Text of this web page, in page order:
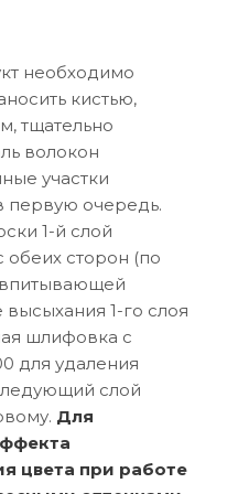
необходимо
кистью,
тщательно
волокон
участки
первую очередь.
1-й слой
обеих сторон (по
впитывающей
1-го слоя
шлифовка с
для удаления
слой
Для
цвета при работе